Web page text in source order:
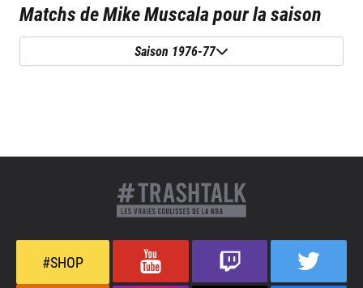
Matchs deMike Muscalapour la saison
Saison 1976-77
#SHOP